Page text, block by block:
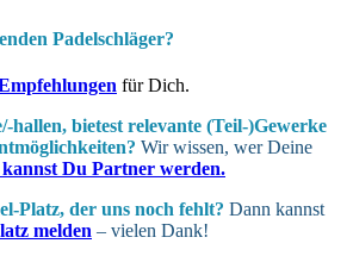
Padelschläger?
für Dich.
hallen, bietest relevante (Teil-)Gewerke
Wir wissen, wer Deine
Du Partner werden.
Platz, der uns noch fehlt? Dann kannst
melden – vielen Dank!